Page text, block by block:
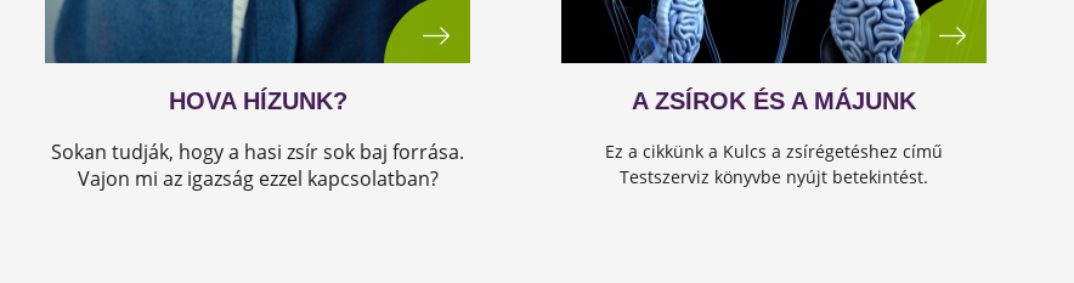
HOVA HÍZUNK?
Sokan tudják, hogy a hasi zsír sok baj forrása.
Vajon mi az igazság ezzel kapcsolatban?
A ZSÍROK ÉS A MÁJUNK
Ez a cikkünk a Kulcs a zsírégetéshez című
Testszerviz könyvbe nyújt betekintést.